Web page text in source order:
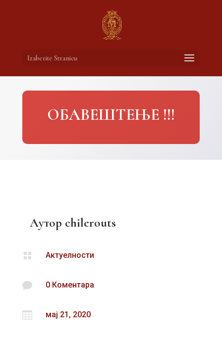
Izaberite Stranicu
ОБАВЕШТЕЊЕ !!!
Аутор chilerouts
 Актуелности
 0 Коментара
 мај 21, 2020